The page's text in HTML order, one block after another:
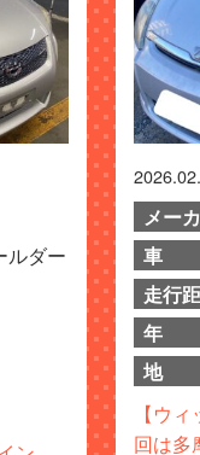
ルダー
メー
車
走行
年
地
【ウ
回は多